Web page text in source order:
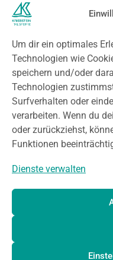
Um dir ein optimales
Technologien wie
speichern und/oder
Technologien
Surfverhalten oder
verarbeiten. Wenn du
oder zurückziehst,
Funktionen
Dienste verwalten
SACHSEN.DE
SACHSEN-
Kontakt
An der Talsperre 1
Tel.: 034327 / 93153